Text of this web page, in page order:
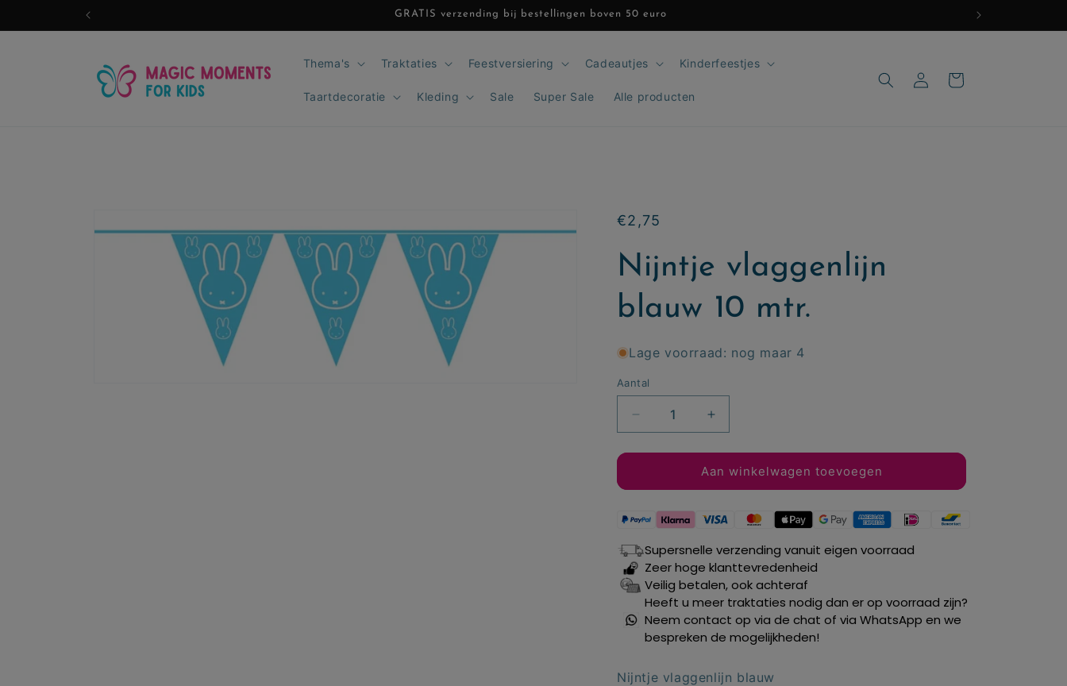
content
GRATIS verzending bij bestellingen boven 50 euro
Thema's Traktaties Feestversiering Cadeautjes Kinderfeestjes
Taartdecoratie Kleding Sale Super Sale Alle producten
Inloggen
Winkelwagen
productinformatie
Normale
€2,75
Nijntje vlaggenlijn
blauw 10 mtr.
Lage voorraad: nog maar 4
Aantal
Aantal
verlagen
voor
vlaggenlijn
10
Aantal
verhogen
voor
Nijntje
vlaggenlijn
10
Aan winkelwagen toevoegen
Supersnelle verzending vanuit eigen voorraad
Zeer hoge klanttevredenheid
Veilig betalen, ook achteraf
Heeft u meer traktaties nodig dan er op voorraad zijn?
Neem contact op via de chat of via WhatsApp en we
bespreken de mogelijkheden!
Nijntje vlaggenlijn blauw